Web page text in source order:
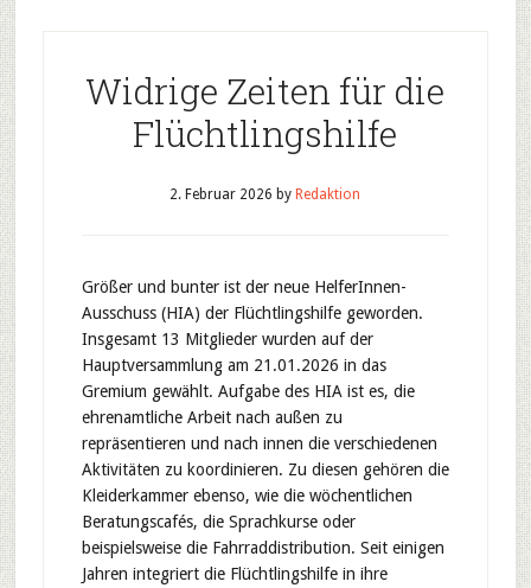
Widrige Zeiten für die
Flüchtlingshilfe
2. Februar 2026 by Redaktion
Größer und bunter ist der neue HelferInnen-
Ausschuss (HIA) der Flüchtlingshilfe geworden.
Insgesamt 13 Mitglieder wurden auf der
Hauptversammlung am 21.01.2026 in das
Gremium gewählt. Aufgabe des HIA ist es, die
ehrenamtliche Arbeit nach außen zu
repräsentieren und nach innen die verschiedenen
Aktivitäten zu koordinieren. Zu diesen gehören die
Kleiderkammer ebenso, wie die wöchentlichen
Beratungscafés, die Sprachkurse oder
beispielsweise die Fahrraddistribution. Seit einigen
Jahren integriert die Flüchtlingshilfe in ihre